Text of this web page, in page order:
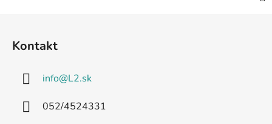
Kontakt
info@L2.sk
052/4524331